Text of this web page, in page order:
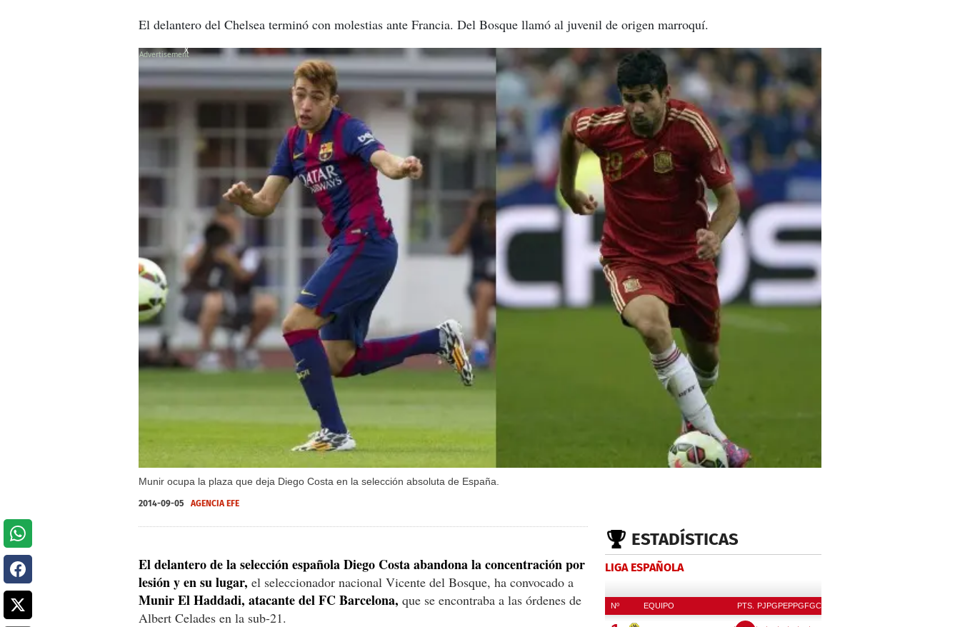
El delantero del Chelsea terminó con molestias ante Francia. Del Bosque llamó al juvenil de origen marroquí.
Munir ocupa la plaza que deja Diego Costa en la selección absoluta de España.
X
2014-09-05 AGENCIA EFE
El delantero de la selección española Diego Costa abandona la concentración por
lesión y en su lugar, el seleccionador nacional Vicente del Bosque, ha convocado a
Munir El Haddadi, atacante del FC Barcelona, que se encontraba a las órdenes de
Albert Celades en la sub-21.
ESTADÍSTICAS
LIGA ESPAÑOLA